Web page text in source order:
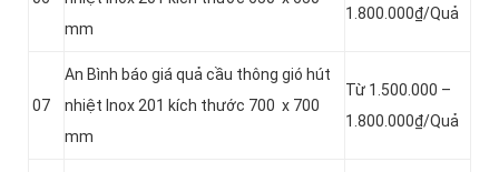
mm
1.800.000₫/Quả
07
An Bình báo giá quả cầu thông gió hút
nhiệt Inox 201 kích thước 700 x 700
mm
Từ 1.500.000 –
1.800.000₫/Quả